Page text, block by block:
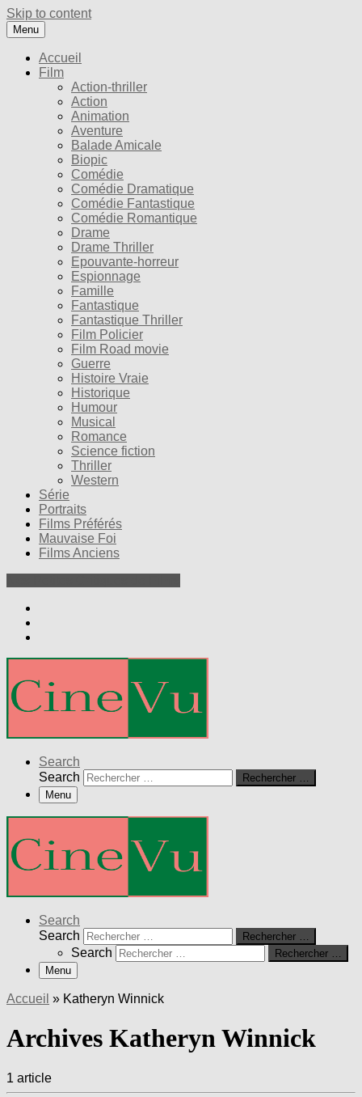
Skip to content
Menu
Accueil
Film
Action-thriller
Action
Animation
Aventure
Balade Amicale
Biopic
Comédie
Comédie Dramatique
Comédie Fantastique
Comédie Romantique
Drame
Drame Thriller
Epouvante-horreur
Espionnage
Famille
Fantastique
Fantastique Thriller
Film Policier
Film Road movie
Guerre
Histoire Vraie
Historique
Humour
Musical
Romance
Science fiction
Thriller
Western
Série
Portraits
Films Préférés
Mauvaise Foi
Films Anciens
Search
Search
Rechercher …
Menu
Search
Search
Rechercher …
Search
Rechercher …
Menu
Accueil » Katheryn Winnick
Archives Katheryn Winnick
1 article